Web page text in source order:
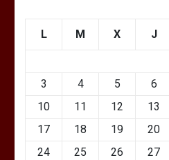
L M X J
3
4 5 6
10
11 12 13
17
18 19 20
24
25 26 27